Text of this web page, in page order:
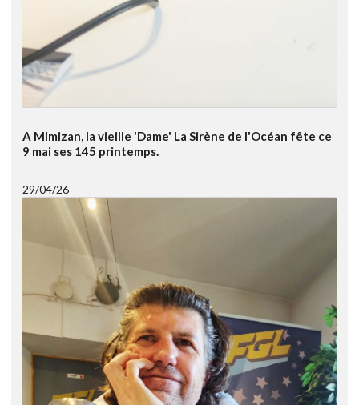
A Mimizan, la vieille 'Dame' La Sirène de l'Océan fête ce
9 mai ses 145 printemps.
29/04/26